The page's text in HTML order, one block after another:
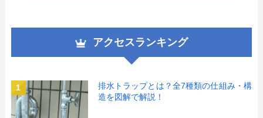
アクセスランキング
1
排水トラップとは？全7種類の仕組み・構
造を図解で解説！